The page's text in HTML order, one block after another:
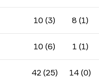
10 (3) 8 (1)
10 (6) 1 (1)
42 (25) 14 (0)